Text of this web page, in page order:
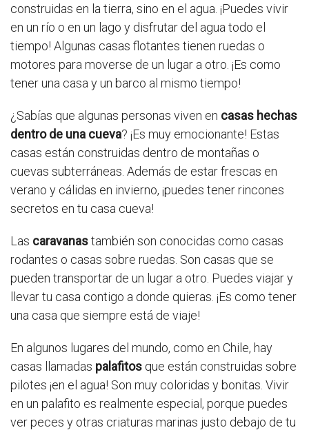
construidas en la tierra, sino en el agua. ¡Puedes vivir
en un río o en un lago y disfrutar del agua todo el
tiempo! Algunas casas flotantes tienen ruedas o
motores para moverse de un lugar a otro. ¡Es como
tener una casa y un barco al mismo tiempo!
¿Sabías que algunas personas viven en casas hechas
dentro de una cueva? ¡Es muy emocionante! Estas
casas están construidas dentro de montañas o
cuevas subterráneas. Además de estar frescas en
verano y cálidas en invierno, ¡puedes tener rincones
secretos en tu casa cueva!
Las caravanastambién son conocidas como casas
rodantes o casas sobre ruedas. Son casas que se
pueden transportar de un lugar a otro. Puedes viajar y
llevar tu casa contigo a donde quieras. ¡Es como tener
una casa que siempre está de viaje!
En algunos lugares del mundo, como en Chile, hay
casas llamadas palafitos que están construidas sobre
pilotes ¡en el agua! Son muy coloridas y bonitas. Vivir
en un palafito es realmente especial, porque puedes
ver peces y otras criaturas marinas justo debajo de tu